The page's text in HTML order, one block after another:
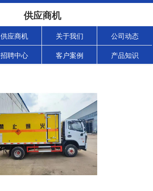
供应商机
供应商机 关于我们 公司动态
招聘中心 客户案例 产品知识